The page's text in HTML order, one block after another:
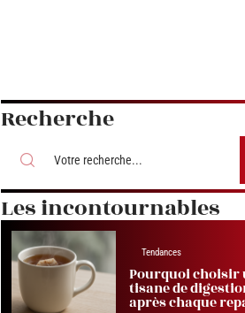
Recherche
Les incontournables
Tendances
Pourquoi choisir
tisane de
après chaque